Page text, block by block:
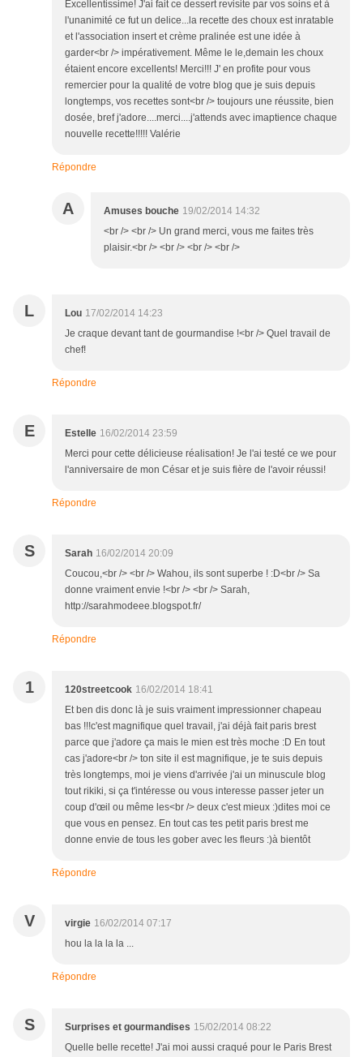
Excellentissime! J'ai fait ce dessert revisite par vos soins et à
l'unanimité ce fut un delice...la recette des choux est inratable
et l'association insert et crème pralinée est une idée à
garder<br /> impérativement. Même le le,demain les choux
étaient encore excellents! Merci!!! J' en profite pour vous
remercier pour la qualité de votre blog que je suis depuis
longtemps, vos recettes sont<br /> toujours une réussite, bien
dosée, bref j'adore....merci....j'attends avec imaptience chaque
nouvelle recette!!!!! Valérie
Répondre
A Amuses bouche 19/02/2014 14:32
<br /> <br /> Un grand merci, vous me faites très
plaisir.<br /> <br /> <br /> <br />
L Lou 17/02/2014 14:23
Je craque devant tant de gourmandise !<br /> Quel travail de
chef!
Répondre
E Estelle 16/02/2014 23:59
Merci pour cette délicieuse réalisation! Je l'ai testé ce we pour
l'anniversaire de mon César et je suis fière de l'avoir réussi!
Répondre
S Sarah 16/02/2014 20:09
Coucou,<br /> <br /> Wahou, ils sont superbe ! :D<br /> Sa
donne vraiment envie !<br /> <br /> Sarah,
http://sarahmodeee.blogspot.fr/
Répondre
1 120streetcook 16/02/2014 18:41
Et ben dis donc là je suis vraiment impressionner chapeau
bas !!!c'est magnifique quel travail, j'ai déjà fait paris brest
parce que j'adore ça mais le mien est très moche :D En tout
cas j'adore<br /> ton site il est magnifique, je te suis depuis
très longtemps, moi je viens d'arrivée j'ai un minuscule blog
tout rikiki, si ça t'intéresse ou vous interesse passer jeter un
coup d'œil ou même les<br /> deux c'est mieux :)dites moi ce
que vous en pensez. En tout cas tes petit paris brest me
donne envie de tous les gober avec les fleurs :)à bientôt
Répondre
V virgie 16/02/2014 07:17
hou la la la la ...
Répondre
S Surprises et gourmandises 15/02/2014 08:22
Quelle belle recette! J'ai moi aussi craqué pour le Paris Brest